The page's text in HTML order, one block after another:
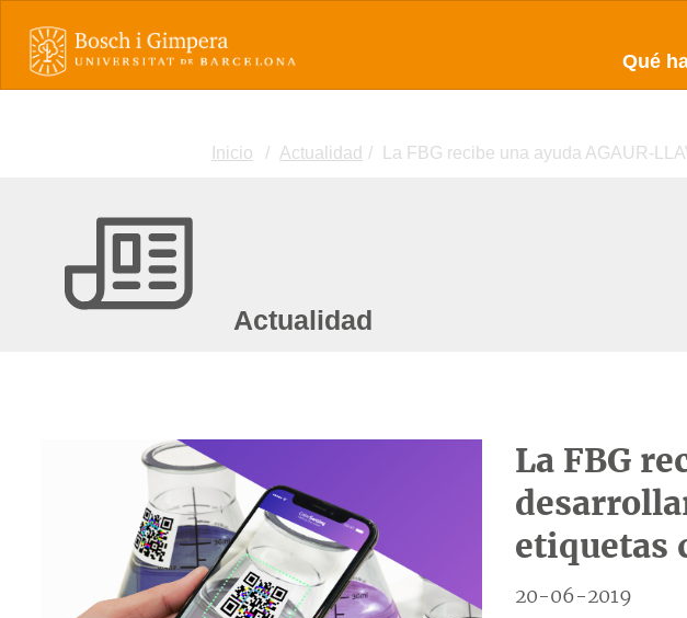
Qué
Inicio Actualidad La FBG recibe una ayuda AGAUR-
Actualidad
La FBG
etiquetas
20-06-2019